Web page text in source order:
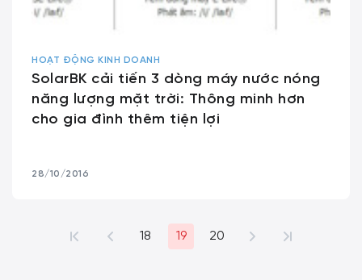
HOẠT ĐỘNG KINH DOANH
SolarBK cải tiến 3 dòng máy nước nóng
năng lượng mặt trời: Thông minh hơn
cho gia đình thêm tiện lợi
28/10/2016
18 19 20